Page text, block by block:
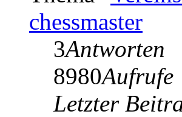
chessmaster
3Antworten
8980Aufrufe
Letzter